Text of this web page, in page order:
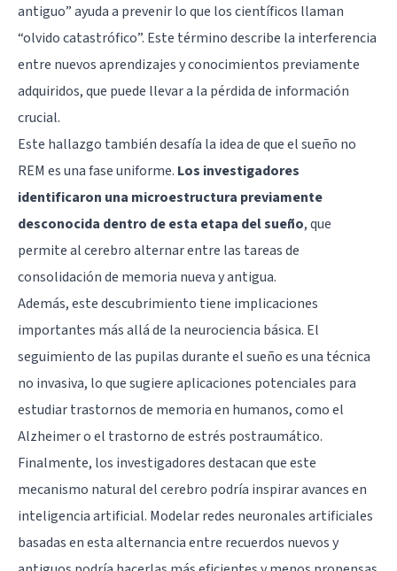
antiguo” ayuda a prevenir lo que los científicos llaman
“olvido catastrófico”. Este término describe la interferencia
entre nuevos aprendizajes y conocimientos previamente
adquiridos, que puede llevar a la pérdida de información
crucial.
Este hallazgo también desafía la idea de que el sueño no
REM es una fase uniforme. Los investigadores
identificaron una microestructura previamente
desconocida dentro de esta etapa del sueño, que
permite al cerebro alternar entre las tareas de
consolidación de memoria nueva y antigua.
Además, este descubrimiento tiene implicaciones
importantes más allá de la neurociencia básica. El
seguimiento de las pupilas durante el sueño es una técnica
no invasiva, lo que sugiere aplicaciones potenciales para
estudiar trastornos de memoria en humanos, como el
Alzheimer o el trastorno de estrés postraumático.
Finalmente, los investigadores destacan que este
mecanismo natural del cerebro podría inspirar avances en
inteligencia artificial. Modelar redes neuronales artificiales
basadas en esta alternancia entre recuerdos nuevos y